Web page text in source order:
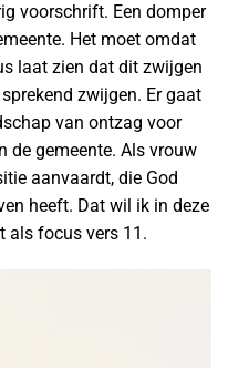
voorschrift. Een domper
Het moet omdat
laat zien dat dit zwijgen
zwijgen. Er gaat
van ontzag voor
de gemeente. Als vrouw
aanvaardt, die God
heeft. Dat wil ik in deze
als focus vers 11.